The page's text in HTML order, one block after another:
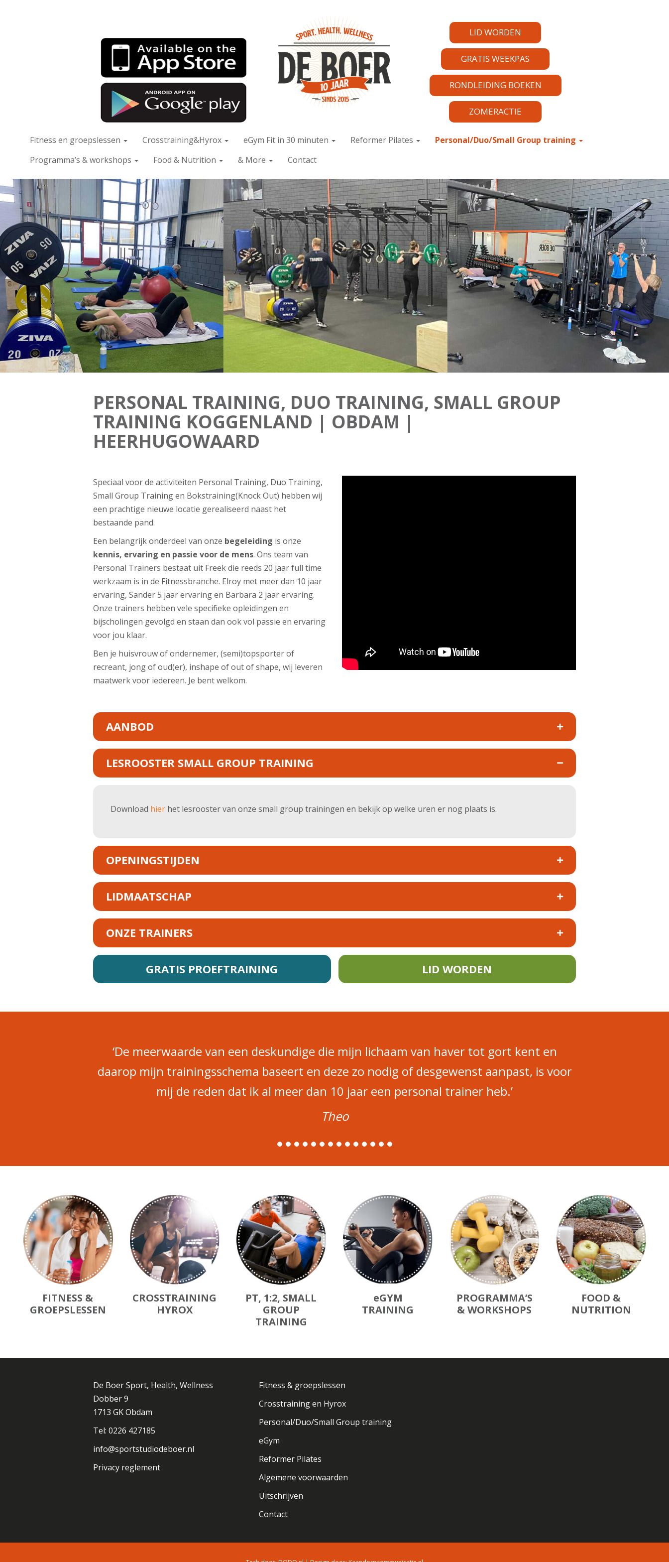
LID WORDEN
GRATIS WEEKPAS
RONDLEIDING BOEKEN
ZOMERACTIE
Fitness en groepslessen Crosstraining&Hyrox eGym Fit in 30 minuten Reformer Pilates
Personal/Duo/Small Group training
Programma’s & workshops
Food & Nutrition & More Contact
PERSONAL TRAINING, DUO TRAINING, SMALL GROUP
TRAINING KOGGENLAND | OBDAM |
HEERHUGOWAARD
Speciaal voor de activiteiten Personal Training, Duo Training,
Small Group Training en Bokstraining(Knock Out) hebben wij
een prachtige nieuwe locatie gerealiseerd naast het
bestaande pand.
Een belangrijk onderdeel van onze begeleiding is onze
kennis, ervaring en passie voor de mens. Ons team van
Personal Trainers bestaat uit Freek die reeds 20 jaar full time
werkzaam is in de Fitnessbranche. Elroy met meer dan 10 jaar
ervaring, Sander 5 jaar ervaring en Barbara 2 jaar ervaring.
Onze trainers hebben vele specifieke opleidingen en
bijscholingen gevolgd en staan dan ook vol passie en ervaring
voor jou klaar.
Ben je huisvrouw of ondernemer, (semi)topsporter of
recreant, jong of oud(er), inshape of out of shape, wij leveren
maatwerk voor iedereen. Je bent welkom.
AANBOD
LESROOSTER SMALL GROUP TRAINING
Download hier het lesrooster van onze small group trainingen en bekijk op welke uren er nog plaats is.
OPENINGSTIJDEN
LIDMAATSCHAP
ONZE TRAINERS
GRATIS PROEFTRAINING LID WORDEN
‘De meerwaarde van een deskundige die mijn lichaam van haver tot gort kent en
daarop mijn trainingsschema baseert en deze zo nodig of desgewenst aanpast, is voor
mij de reden dat ik al meer dan 10 jaar een personal trainer heb.’
Theo
FITNESS &
GROEPSLESSEN
CROSSTRAINING
HYROX
PT, 1:2, SMALL
GROUP
TRAINING
eGYM
TRAINING
PROGRAMMA’S
& WORKSHOPS
FOOD &
NUTRITION
De Boer Sport, Health, Wellness
Dobber 9
1713 GK Obdam
Tel: 0226 427185
info@sportstudiodeboer.nl
Privacy reglement
Fitness & groepslessen
Crosstraining en Hyrox
Personal/Duo/Small Group training
eGym
Reformer Pilates
Algemene voorwaarden
Uitschrijven
Contact